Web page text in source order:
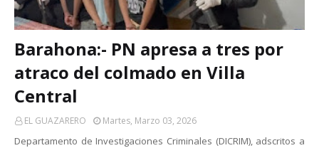
Barahona:- PN apresa a tres por
atraco del colmado en Villa
Central
EL GUAZARERO Martes, Marzo 03, 2026
Departamento de Investigaciones Criminales (DICRIM), adscritos a